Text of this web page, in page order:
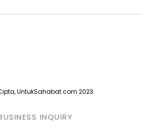
UntukSahabat.com 2023
INQUIRY